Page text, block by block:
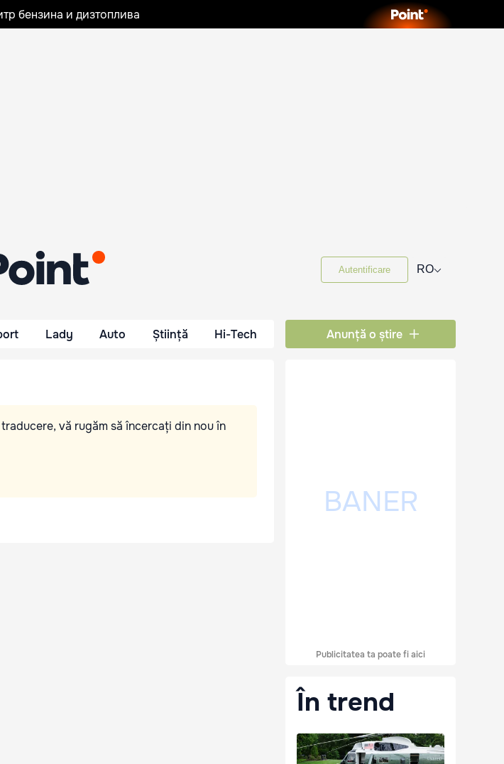
бензина и дизтоплива
Autentificare RO⌵
Lady Auto Știință Hi-Tech Anunță o știre
vă rugăm să încercați din nou în
Publicitatea ta poate fi aici
În trend